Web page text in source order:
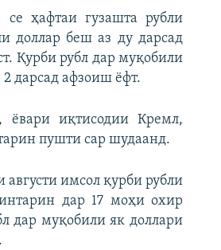
ҳафтаи гузашта рубли
доллар беш аз ду дарсад
Қурби рубл дар муқобили
дарсад афзоиш ёфт.
иқтисодии Кремл,
пушти сар шудаанд.
имсол қурби рубли
дар 17 моҳи охир
дар муқобили як доллари